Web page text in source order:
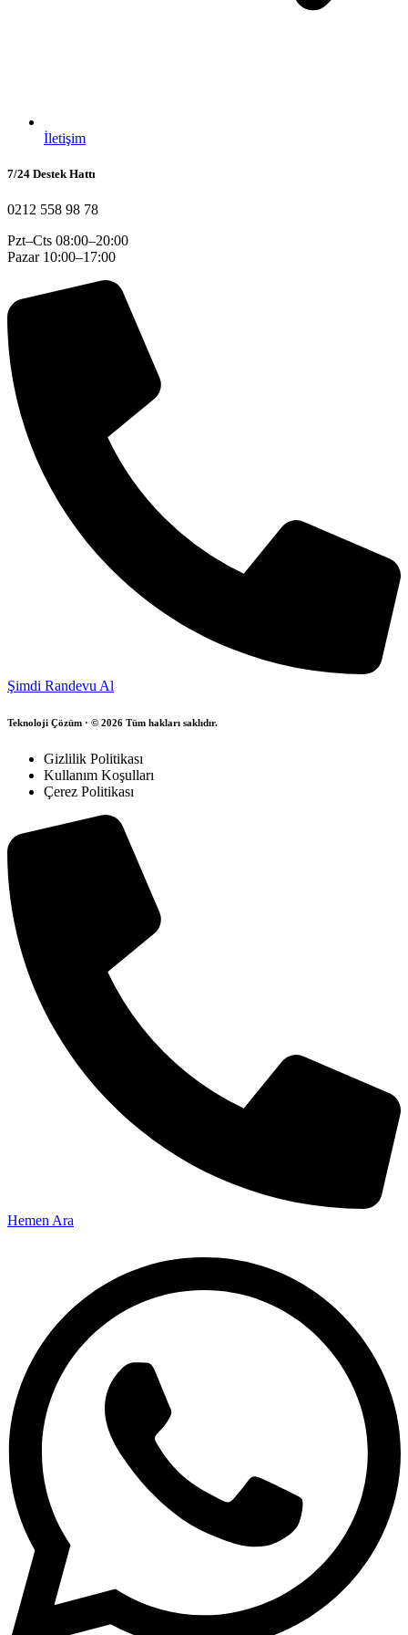
İletişim
7/24 Destek Hattı
0212 558 98 78
Pzt–Cts 08:00–20:00
Pazar 10:00–17:00
Şimdi Randevu Al
Teknoloji Çözüm · © 2026 Tüm hakları saklıdır.
Gizlilik Politikası
Kullanım Koşulları
Çerez Politikası
Hemen Ara